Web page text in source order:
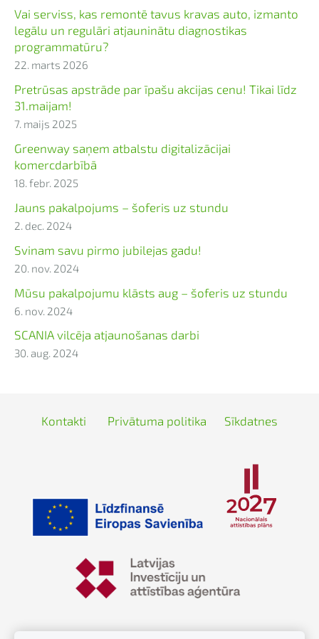
Vai serviss, kas remontē tavus kravas auto, izmanto
legālu un regulāri atjauninātu diagnostikas
programmatūru?
22. marts 2026
Pretrūsas apstrāde par īpašu akcijas cenu! Tikai līdz
31.maijam!
7. maijs 2025
Greenway saņem atbalstu digitalizācijai
komercdarbībā
18. febr. 2025
Jauns pakalpojums – šoferis uz stundu
2. dec. 2024
Svinam savu pirmo jubilejas gadu!
20. nov. 2024
Mūsu pakalpojumu klāsts aug – šoferis uz stundu
6. nov. 2024
SCANIA vilcēja atjaunošanas darbi
30. aug. 2024
Kontakti Privātuma politika Sīkdatnes